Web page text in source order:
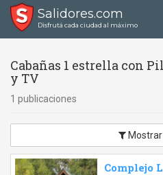
Salidores.com
Disfrutá cada ciudad al máximo
Cabañas 1 estrella con
y TV
1 publicaciones
Mostrar
Complejo